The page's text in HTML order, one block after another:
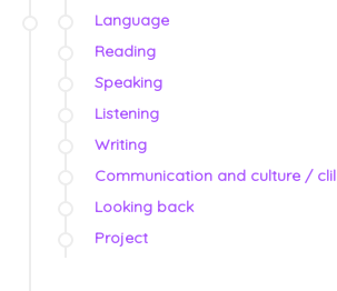
Language
Reading
Speaking
Listening
Writing
Communication and culture / clil
Looking back
Project